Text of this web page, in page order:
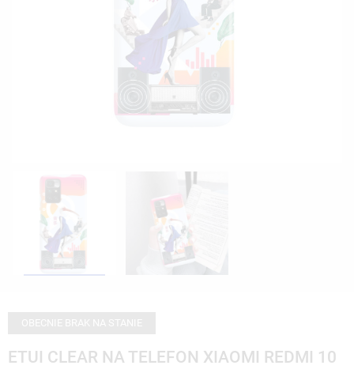
ETUI CLEAR NA TELEFON XIAOMI REDMI 10